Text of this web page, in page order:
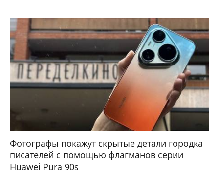
Фотографы покажут скрытые детали городка
писателей с помощью флагманов серии
Huawei Pura 90s